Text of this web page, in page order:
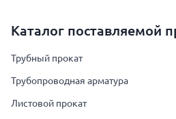
Каталог поставляемой
Трубный прокат
Трубопроводная арматура
Листовой прокат